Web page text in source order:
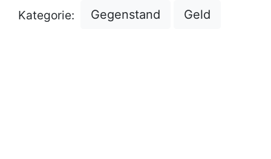
Kategorie: Gegenstand Geld